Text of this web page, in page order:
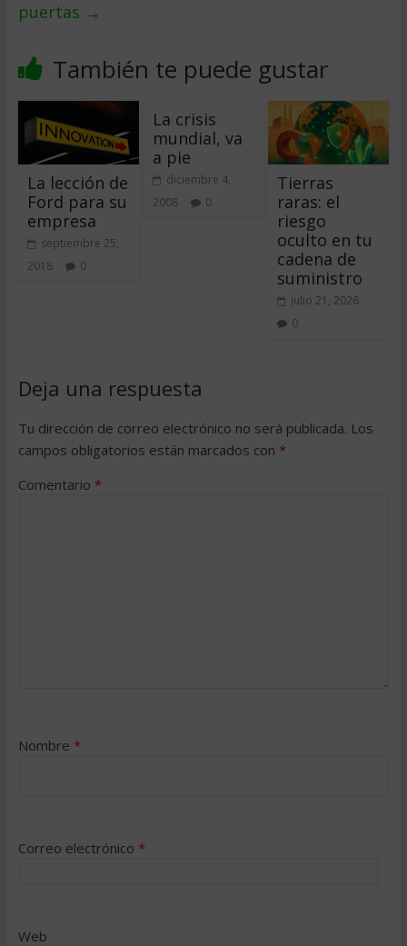
puertas →
También te puede gustar
La lección de
Ford para su
empresa
septiembre 25,
2018
0
La crisis
mundial, va
a pie
diciembre 4,
2008
0
Tierras
raras: el
riesgo
oculto en tu
cadena de
suministro
julio 21, 2026
0
Deja una respuesta
Tu dirección de correo electrónico no será publicada. Los
campos obligatorios están marcados con *
Comentario *
Nombre *
Correo electrónico *
Web